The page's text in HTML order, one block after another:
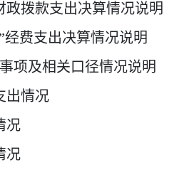
政拨款支出决算情况说明
经费支出决算情况说明
项及相关口径情况说明
出情况
况
况